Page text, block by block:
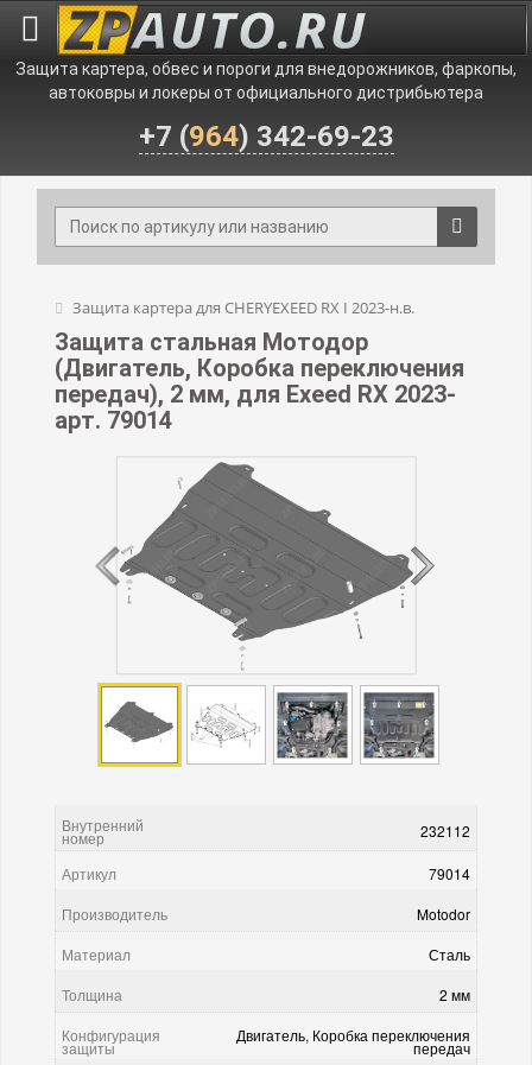
Защита картера, обвес и пороги для внедорожников, фаркопы,
автоковры и локеры от официального дистрибьютера
+7 (964) 342-69-23
Защита картера для CHERYEXEED RX I 2023-н.в.
Защита стальная Мотодор
(Двигатель, Коробка переключения
передач), 2 мм, для Exeed RX 2023-
арт. 79014
Внутренний
номер 232112
Артикул
79014
Производитель
Motodor
Материал
Сталь
Толщина
2 мм
Конфигурация
защиты
Двигатель, Коробка переключения
передач